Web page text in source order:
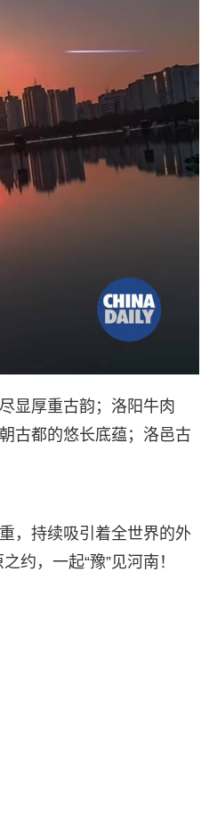
显厚重古韵；洛阳牛肉
古都的悠长底蕴；洛邑古
，持续吸引着全世界的外
约，一起“豫”见河南！